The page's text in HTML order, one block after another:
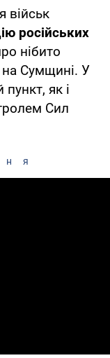
військ
російських
нібито
на Сумщині. У
як і
Сил